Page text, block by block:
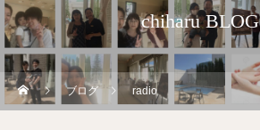
chiharu BLOG
ブログ radio